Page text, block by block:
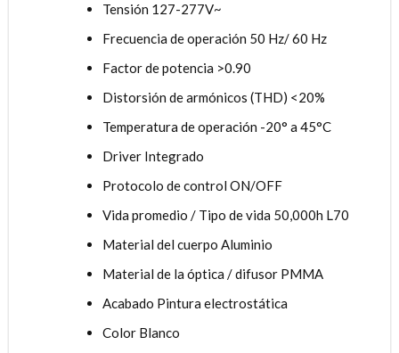
Tensión 127-277V~
Frecuencia de operación 50 Hz/ 60 Hz
Factor de potencia >0.90
Distorsión de armónicos (THD) <20%
Temperatura de operación -20° a 45°C
Driver Integrado
Protocolo de control ON/OFF
Vida promedio / Tipo de vida 50,000h L70
Material del cuerpo Aluminio
Material de la óptica / difusor PMMA
Acabado Pintura electrostática
Color Blanco